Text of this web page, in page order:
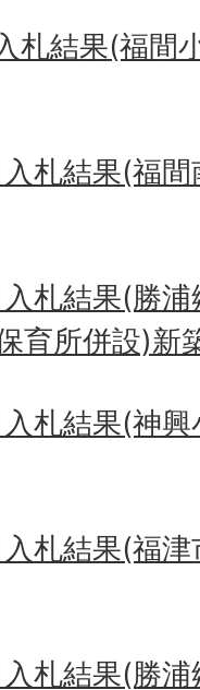
札結果(福間
札結果(福
札結果(勝
育所併設)新
札結果(神
札結果(福
札結果(勝